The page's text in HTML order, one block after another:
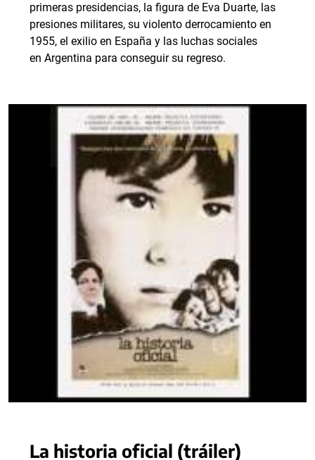
primeras presidencias, la figura de Eva Duarte, las
presiones militares, su violento derrocamiento en
1955, el exilio en España y las luchas sociales
en Argentina para conseguir su regreso.
La historia oficial (tráiler)